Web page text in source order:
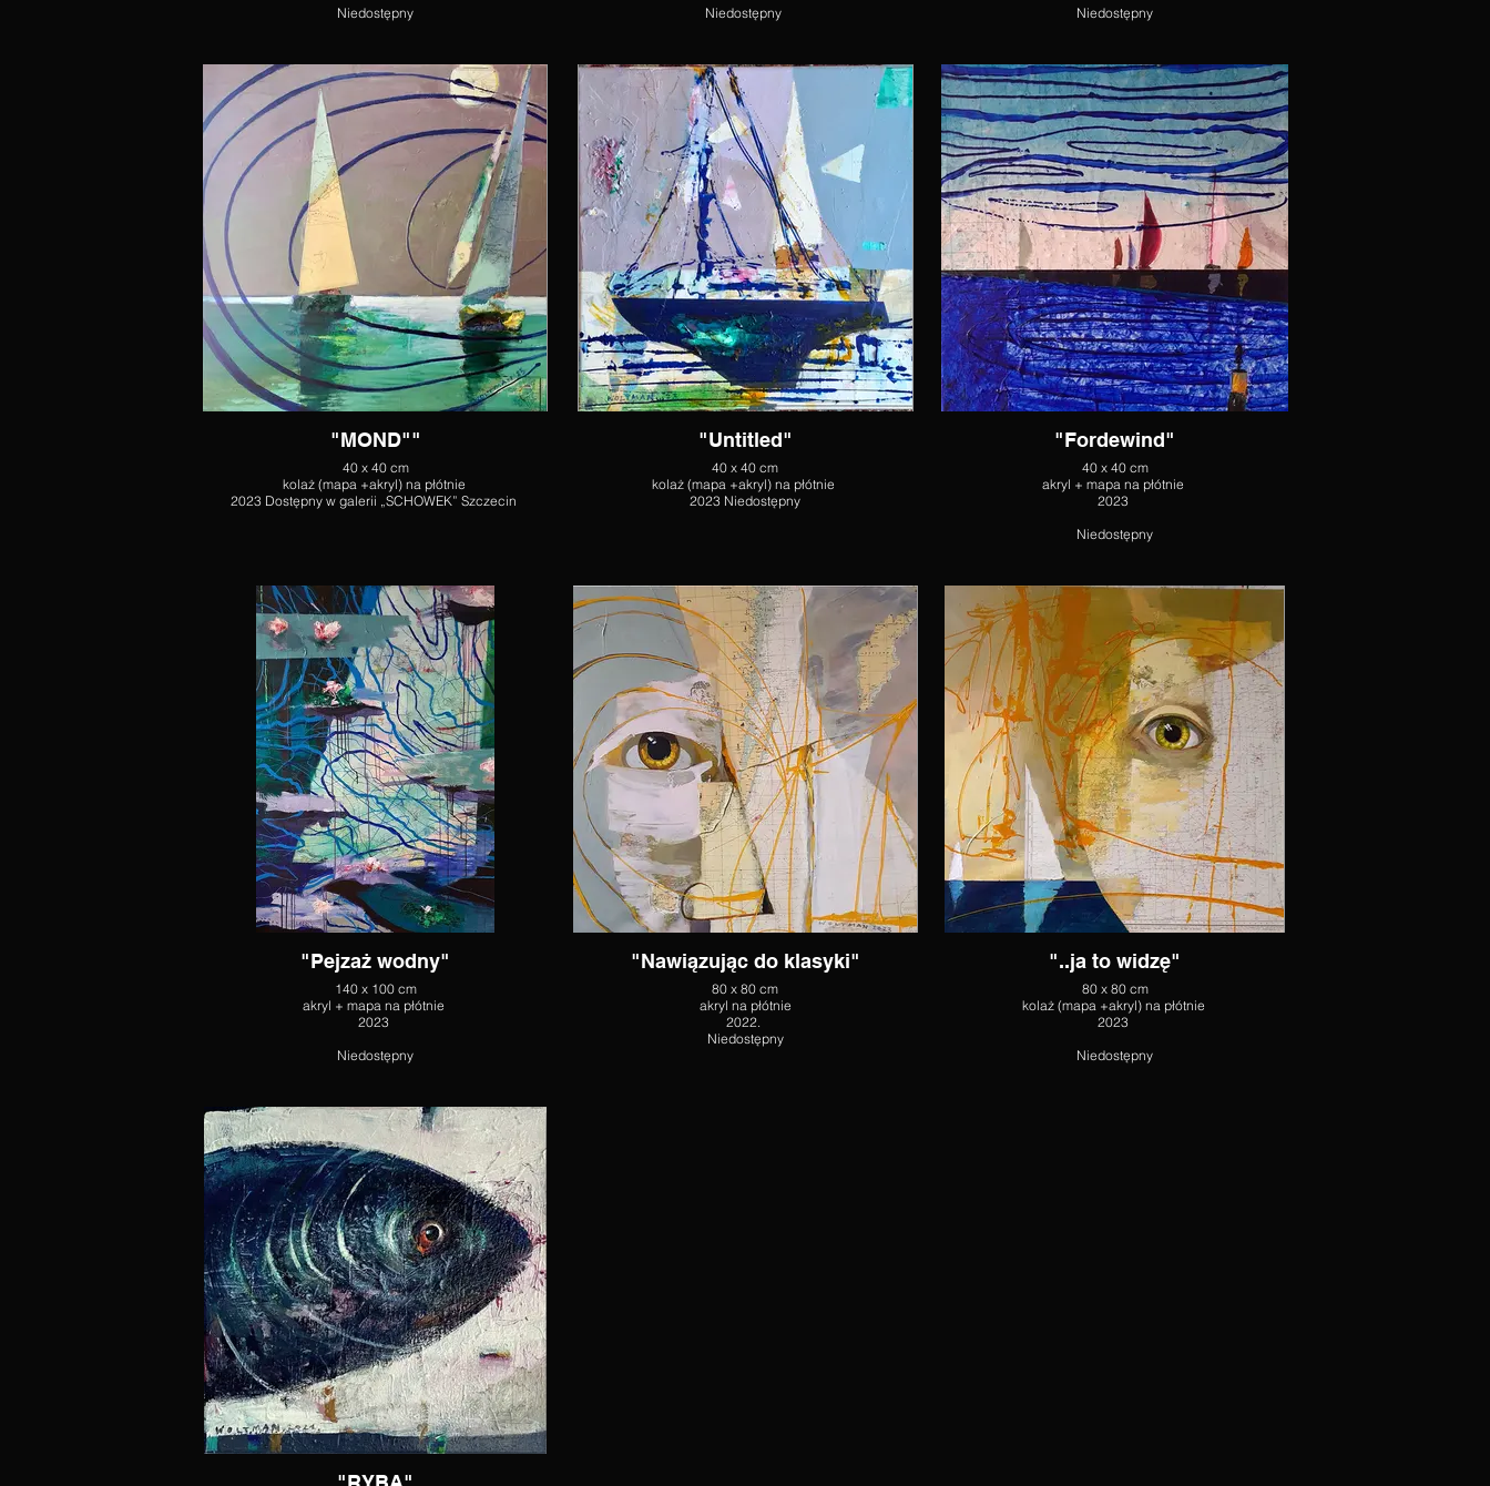
Niedostępny
Niedostępny
Niedostępny
"MOND""
40 x 40 cm
kolaż (mapa +akryl) na płótnie
2023 Dostępny w galerii „SCHOWEK” Szczecin
"Untitled"
40 x 40 cm
kolaż (mapa +akryl) na płótnie
2023 Niedostępny
"Fordewind"
40 x 40 cm
akryl + mapa na płótnie
2023
Niedostępny
"Pejzaż wodny"
140 x 100 cm
akryl + mapa na płótnie
2023
Niedostępny
"Nawiązując do klasyki"
80 x 80 cm
akryl na płótnie
2022.
Niedostępny
"..ja to widzę"
80 x 80 cm
kolaż (mapa +akryl) na płótnie
2023
Niedostępny